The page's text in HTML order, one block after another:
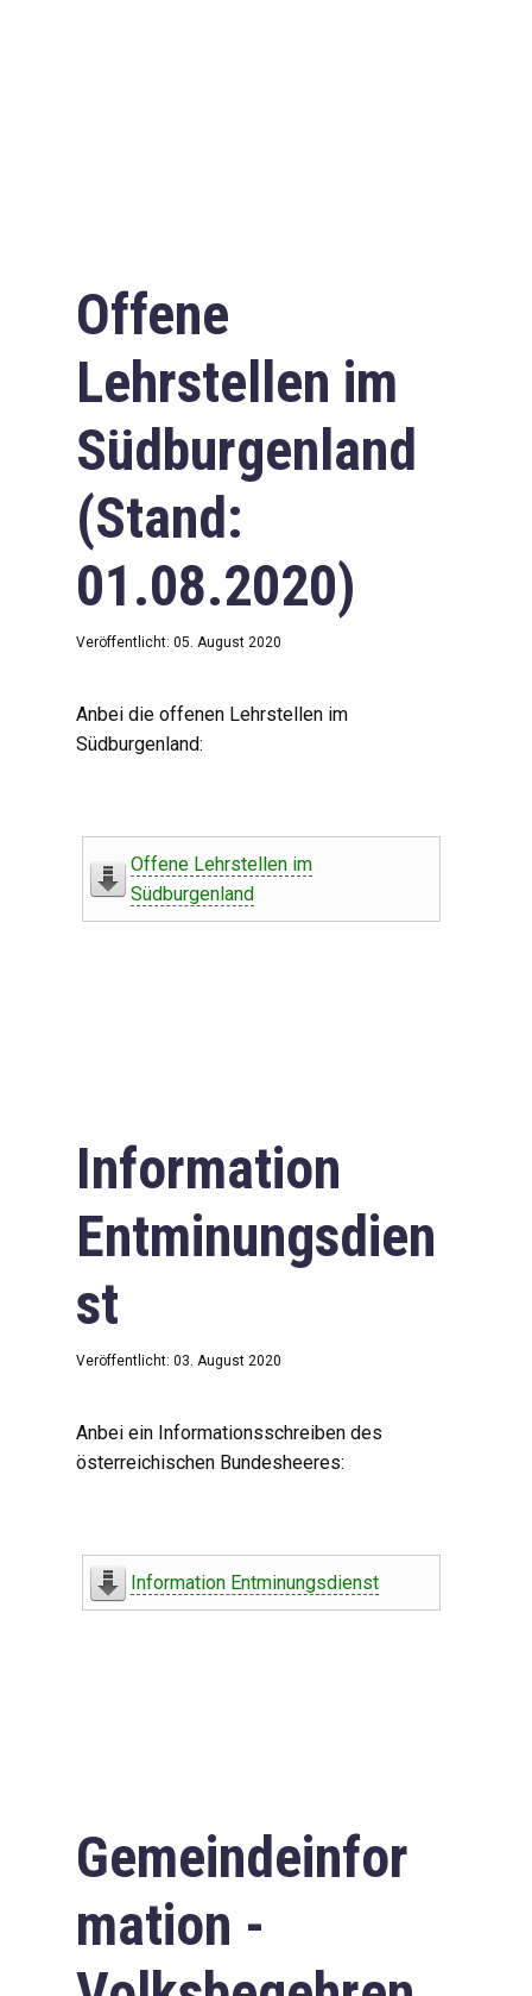
Offene
Lehrstellen im
Südburgenland
(Stand:
01.08.2020)
Veröffentlicht: 05. August 2020
Anbei die offenen Lehrstellen im
Südburgenland:
Offene Lehrstellen im
Südburgenland
Information
Entminungsdien
st
Veröffentlicht: 03. August 2020
Anbei ein Informationsschreiben des
österreichischen Bundesheeres:
Information Entminungsdienst
Gemeindeinfor
mation -